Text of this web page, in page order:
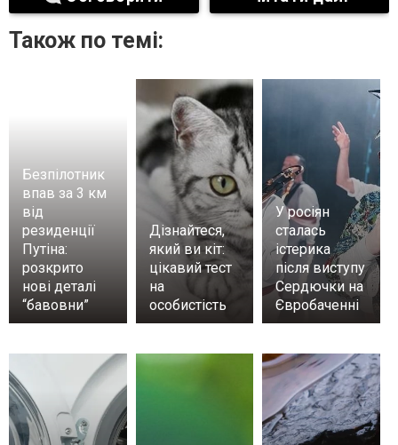
Також по темі:
Безпілотник
впав за 3 км
від
резиденції
Путіна:
розкрито
нові деталі
“бавовни”
Дізнайтеся,
який ви кіт:
цікавий тест
на
особистість
У росіян
сталась
істерика
після виступу
Сердючки на
Євробаченні